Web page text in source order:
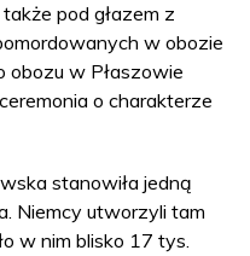
pod głazem z
w obozie
obozu w Płaszowie
o charakterze
stanowiła jedną
Niemcy utworzyli tam
w nim blisko 17 tys.